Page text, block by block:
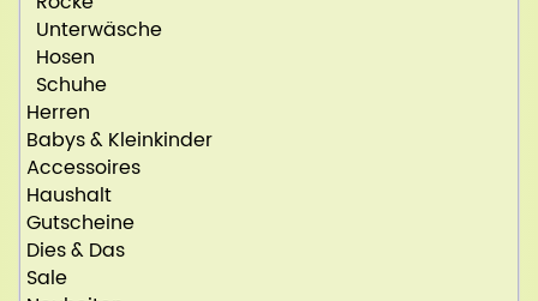
Unterwäsche
Hosen
Schuhe
Herren
Babys & Kleinkinder
Accessoires
Haushalt
Gutscheine
Dies & Das
Sale